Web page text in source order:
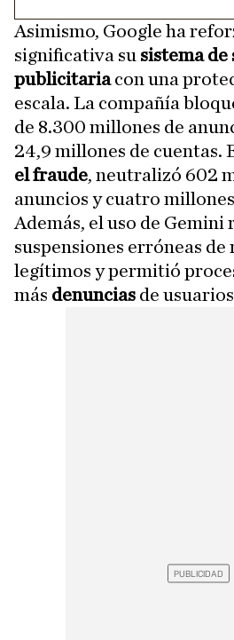
Asimismo, Google ha
significativa su sistema de
publicitariacon una
escala. La compañía
de 8.300 millones de
24,9 millones de cuentas.
el fraude, neutralizó 602
anuncios y cuatro
Además, el uso de Gemini
suspensiones erróneas de
legítimos y permitió
más denuncias de